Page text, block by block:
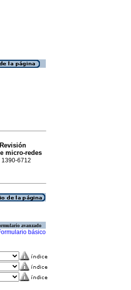
Revisión
micro-redes
1390-6712
avanzado
básico